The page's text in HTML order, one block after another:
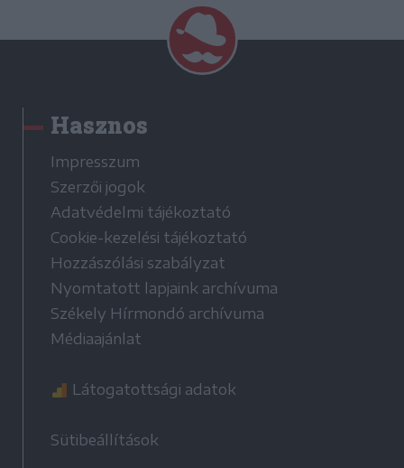
Hasznos
Impresszum
Szerzői jogok
Adatvédelmi tájékoztató
Cookie-kezelési tájékoztató
Hozzászólási szabályzat
Nyomtatott lapjaink archívuma
Székely Hírmondó archívuma
Médiaajánlat
Látogatottsági adatok
Sütibeállítások